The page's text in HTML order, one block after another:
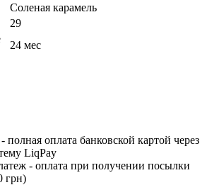
Соленая карамель
29
24 мес
полная оплата банковской картой через
LiqPay
- оплата при получении посылки
грн)